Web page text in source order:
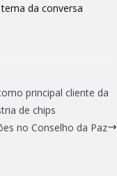
da conversa
principal cliente da
de chips
no Conselho da Paz